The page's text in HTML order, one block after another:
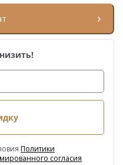
Политики
согласия